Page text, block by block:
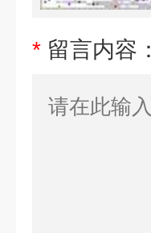
* 留言内容：